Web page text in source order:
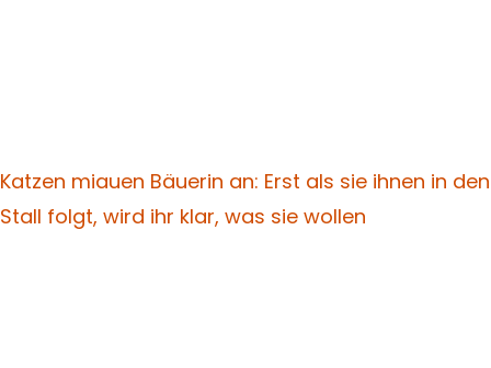
Katzen miauen Bäuerin an: Erst als sie ihnen in den
Stall folgt, wird ihr klar, was sie wollen